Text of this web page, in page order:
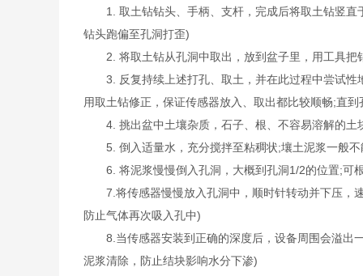
1. 取土钻钻头、手柄、支杆，完成后将取土钻竖直
钻头跑偏至孔洞打歪)
2. 将取土钻从孔洞中取出，放到盆子里，用工具把
3. 反复持续上述打孔、取土，并在此过程中尝试性
用取土钻修正，保证传感器放入、取出都比较顺畅;直
4. 挑出盆中土壤杂质，石子、根、不容易溶解的土
5. 倒入适量水，充分搅拌至粘稠状;壤土泥浆一般不
6. 将泥浆慢慢倒入孔洞，大概到孔洞1/2的位置;可
7.将传感器慢慢放入孔洞中，顺时针转动并下压，
防止气体再次吸入孔中)
8.当传感器安装到正确的深度后，设备周围会溢出
泥浆清除，防止结块影响水分下渗)